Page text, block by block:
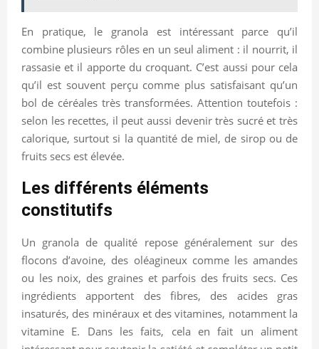
En pratique, le granola est intéressant parce qu’il
combine plusieurs rôles en un seul aliment : il nourrit, il
rassasie et il apporte du croquant. C’est aussi pour cela
qu’il est souvent perçu comme plus satisfaisant qu’un
bol de céréales très transformées. Attention toutefois :
selon les recettes, il peut aussi devenir très sucré et très
calorique, surtout si la quantité de miel, de sirop ou de
fruits secs est élevée.
Les différents éléments
constitutifs
Un granola de qualité repose généralement sur des
flocons d’avoine, des oléagineux comme les amandes
ou les noix, des graines et parfois des fruits secs. Ces
ingrédients apportent des fibres, des acides gras
insaturés, des minéraux et des vitamines, notamment la
vitamine E. Dans les faits, cela en fait un aliment